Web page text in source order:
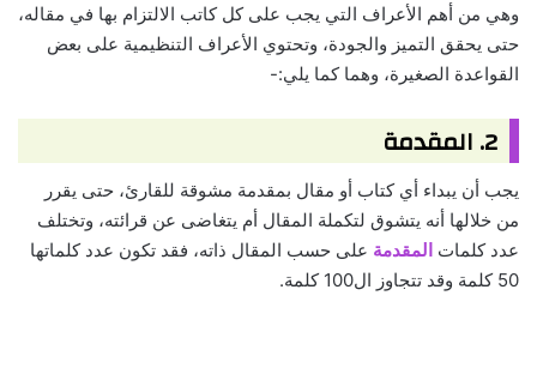
وهي من أهم الأعراف التي يجب على كل كاتب الالتزام بها في مقاله،
حتى يحقق التميز والجودة، وتحتوي الأعراف التنظيمية على بعض
القواعدة الصغيرة، وهما كما يلي:-
2. المقدمة
يجب أن يبداء أي كتاب أو مقال بمقدمة مشوقة للقارئ، حتى يقرر
من خلالها أنه يتشوق لتكملة المقال أم يتغاضى عن قرائته، وتختلف
عدد كلمات المقدمة على حسب المقال ذاته، فقد تكون عدد كلماتها
50 كلمة وقد تتجاوز ال100 كلمة.